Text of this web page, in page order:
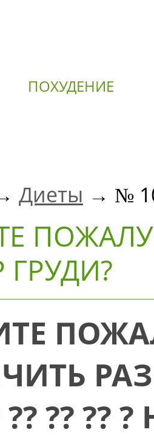
ПОХУДЕНИЕ
Диеты → №
ГРУДИ?
?? ?? ??